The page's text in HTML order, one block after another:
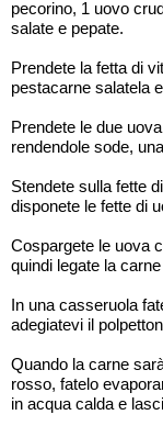
pecorino, 1 uovo
salate e pepate.
Prendete la fetta di
pestacarne salatela
Prendete le due
rendendole sode,
Stendete sulla fette
disponete le fette di
Cospargete le uova
quindi legate la
In una casseruola
adegiatevi il
Quando la carne
rosso, fatelo
in acqua calda e